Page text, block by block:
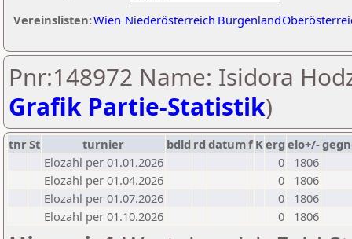
Vereinslisten:Wien Niederösterreich Burgenland
Pnr:148972 Name: Isidora
Grafik Partie-Statistik)
tnrSt turnier bdld rd datumf Kerg elo+/-
Elozahl per 01.01.2026
0
1806
Elozahl per 01.04.2026
0
1806
Elozahl per 01.07.2026
0
1806
Elozahl per 01.10.2026
0 1806